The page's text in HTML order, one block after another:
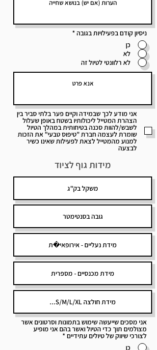
ניסיון קודם בפעילויות בגובה*
כן
לא
לא רלוונטי לטיול זה
אני מודע לכך שבמידה וקיים פער בלתי סביר בין
הצהרת המטייל ליכולותיו בשטח באופן שעלול
לשבש/להוות סכנה בטיחותית במהלך הטיול
שומרת לעצמה חברת "טיפוס טבעי" את הזכות
למנוע מהמטייל לצאת לפעילות שאינו כשיר
לבצעה
מידות גוף לציוד
אני מסכים שייעשה שימוש בתמונות וסרטונים אשר
מצולמים תוך כדי הטיול ואשר בהם אני מופיע
לצורכי שיווק של טיולים עתידיים*
כן